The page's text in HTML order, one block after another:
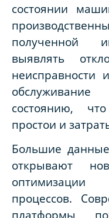
состоянии
полученной
выявлять
неисправности
состоянию,
простои и
Большие
открывают
процессов.
платформы